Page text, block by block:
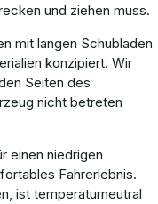
und ziehen muss.
mit langen Schubladen
konzipiert. Wir
Seiten des
nicht betreten
einen niedrigen
Fahrerlebnis.
ist temperaturneutral